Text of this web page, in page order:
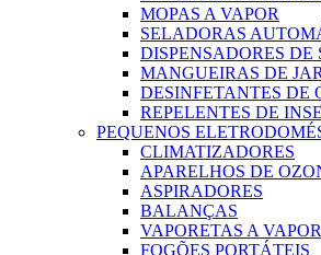
MOPAS A VAPOR
SELADORAS
DISPENSADORES DE
MANGUEIRAS DE
DESINFETANTES DE
REPELENTES DE
PEQUENOS
CLIMATIZADORES
APARELHOS DE
ASPIRADORES
BALANÇAS
VAPORETAS A VAPOR
FOGÕES PORTÁTEIS